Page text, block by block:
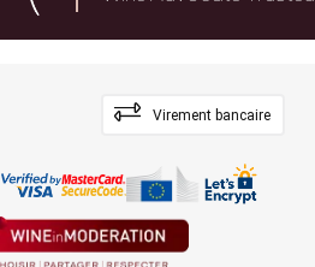
Virement bancaire